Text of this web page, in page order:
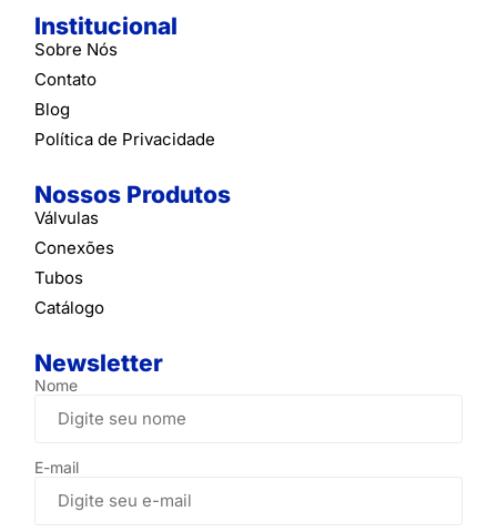
Institucional
Sobre Nós
Contato
Blog
Política de Privacidade
Nossos Produtos
Válvulas
Conexões
Tubos
Catálogo
Newsletter
Nome
E-mail